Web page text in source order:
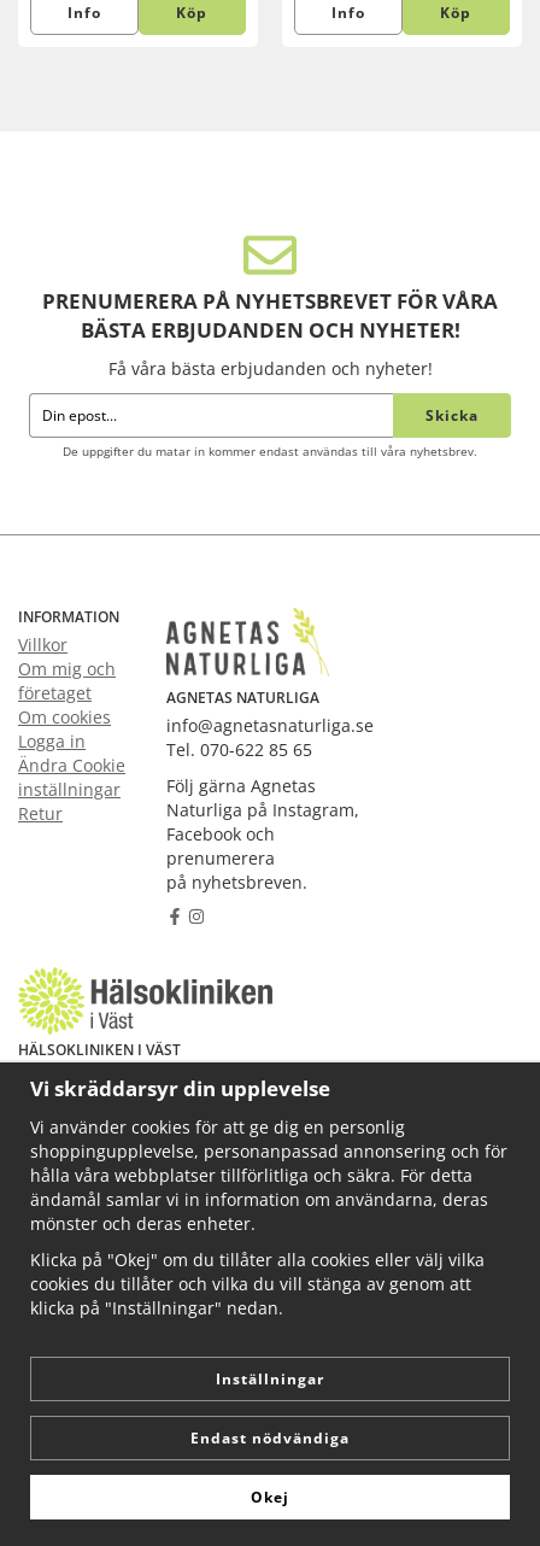
Info Köp Info Köp
PRENUMERERA PÅ NYHETSBREVET FÖR VÅRA
BÄSTA ERBJUDANDEN OCH NYHETER!
Få våra bästa erbjudanden och nyheter!
Skicka
De uppgifter du matar in kommer endast användas till våra nyhetsbrev.
INFORMATION
Villkor
Om mig och
företaget
Om cookies
Logga in
Ändra Cookie
inställningar
Retur
AGNETAS NATURLIGA
info@agnetasnaturliga.se
Tel. 070-622 85 65
Följ gärna Agnetas
Naturliga på Instagram,
Facebook och
prenumerera
på nyhetsbreven.
HÄLSOKLINIKEN I VÄST
Har du hälsoproblem? Fråga mig!
info@ahkliniken.se eller ring 070-622 85 65
Läs gärna mer på www.ahkliniken.se
Drift & produktion:Wikinggruppen
Vi skräddarsyr din upplevelse
Vi använder cookies för att ge dig en personlig
shoppingupplevelse, personanpassad annonsering och för
hålla våra webbplatser tillförlitliga och säkra. För detta
ändamål samlar vi in information om användarna, deras
mönster och deras enheter.
Klicka på "Okej" om du tillåter alla cookies eller välj vilka
cookies du tillåter och vilka du vill stänga av genom att
klicka på "Inställningar" nedan.
Inställningar
Endast nödvändiga
Okej